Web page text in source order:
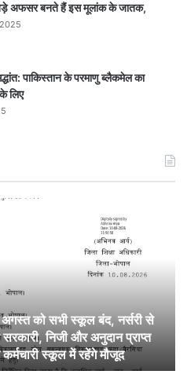
अफसर बनते हैं इस मूलांक के जातक,
पाकिस्तान के परमाणु ब्लैकमेल का
लिए
अगस्त को सभी स्कूल बंद, नर्सरी से
सरकारी, निजी और अनुदान प्राप्त
स्कूल में रहेंगे मौजूद